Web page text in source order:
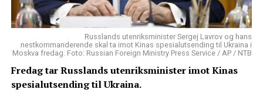
Russlands utenriksminister Sergej Lavrov og hans
nestkommanderende skal ta imot Kinas spesialutsending til Ukraina i
Moskva fredag. Foto: Russian Foreign Ministry Press Service / AP / NTB
Fredag tar Russlands utenriksminister imot Kinas
spesialutsending til Ukraina.